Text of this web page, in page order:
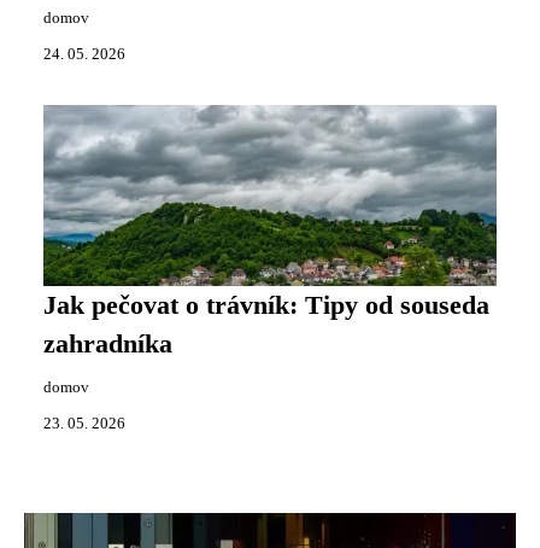
domov
24. 05. 2026
Jak pečovat o trávník: Tipy od souseda
zahradníka
domov
23. 05. 2026